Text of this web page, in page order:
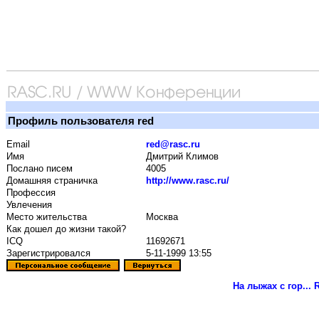
Профиль пользователя red
Email
red@rasc.ru
Имя
Дмитрий Климов
Послано писем
4005
Домашняя страничка
http://www.rasc.ru/
Профессия
Увлечения
Место жительства
Москва
Как дошел до жизни такой?
ICQ
11692671
Зарегистрировался
5-11-1999 13:55
На лыжах с гор...